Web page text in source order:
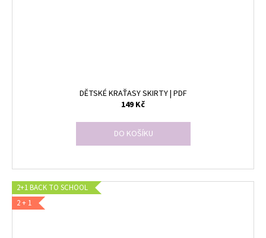
DĚTSKÉ KRAŤASY SKIRTY | PDF
149 Kč
DO KOŠÍKU
2+1 BACK TO SCHOOL
2 + 1